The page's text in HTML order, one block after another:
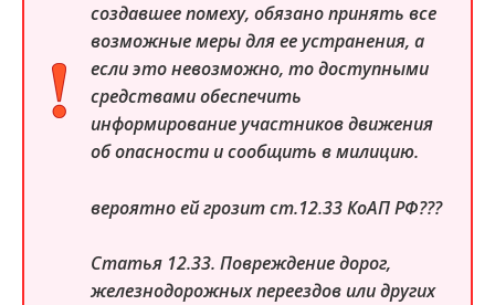
создавшее помеху, обязано принять все
возможные меры для ее устранения, а
если это невозможно, то доступными
средствами обеспечить
информирование участников движения
об опасности и сообщить в милицию.
вероятно ей грозит ст.12.33 КоАП РФ???
Статья 12.33. Повреждение дорог,
железнодорожных переездов или других